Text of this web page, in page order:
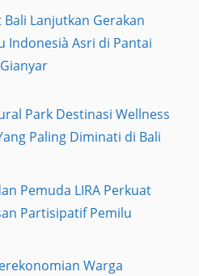
Lanjutkan Gerakan
Indonesià Asri di Pantai
Park Destinasi Wellness
Paling Diminati di Bali
Pemuda LIRA Perkuat
Partisipatif Pemilu
Warga